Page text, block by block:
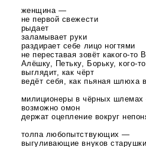
женщина —
не первой свежести
рыдает
заламывает руки
раздирает себе лицо ногтями
не переставая зовёткакого-то
Алёшку, Петьку, Борьку,кого-то
выглядит, как чёрт
ведёт себя, как пьяная шлюха
милиционеры в чёрных
возможно омон
держат оцепление вокруг
толпа любопытствующих —
выгуливающие внуков